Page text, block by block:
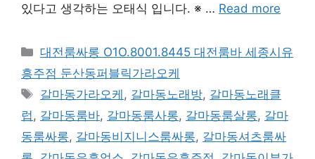
있다고 생각하는 오태식 입니다. ※ … Read more
카
테
고
리
대전룸싸롱 O1O.8001.8445 대전룸바 세종시유
흥주점 둔산동퍼블릭가라오케
태
그
갈마동가라오케 , 갈마동노래방, 갈마동노래클
럽 , 갈마동룸바, 갈마동룸사롱, 갈마동룸살롱, 갈마
동룸싸롱, 갈마동비지니스룸싸롱, 갈마동셔츠룸싸